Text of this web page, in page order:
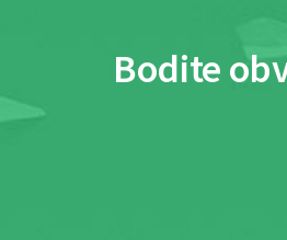
Bodite